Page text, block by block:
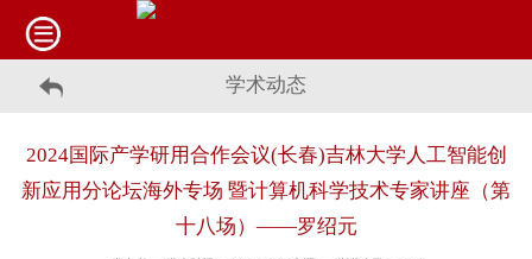
学术动态
2024国际产学研用合作会议(长春)吉林大学人工智能创
新应用分论坛海外专场 暨计算机科学技术专家讲座（第
十八场）——罗绍元